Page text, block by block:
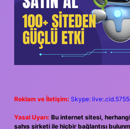
Reklam ve İletişim: Skype:
Yasal Uyarı: Bu internet sitesi,
şahıs şirketi ile hiçbir bağlantısı